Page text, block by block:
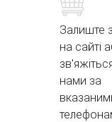
Залиште
на сайті
нами за